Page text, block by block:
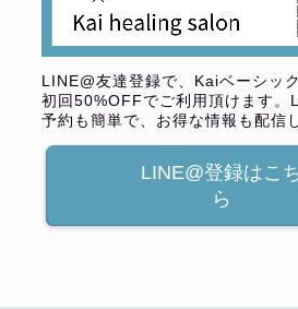
LINE@友達登録で、Kaiベーシッ
初回50%OFFでご利用頂けます。
予約も簡単で、お得な情報も配信
LINE@登録はこ
ら